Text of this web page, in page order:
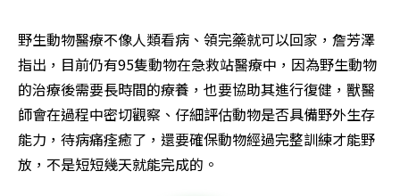
野生動物醫療不像人類看病、領完藥就可以回家，詹芳澤
指出，目前仍有95隻動物在急救站醫療中，因為野生動物
的治療後需要長時間的療養，也要協助其進行復健，獸醫
師會在過程中密切觀察、仔細評估動物是否具備野外生存
能力，待病痛痊癒了，還要確保動物經過完整訓練才能野
放，不是短短幾天就能完成的。